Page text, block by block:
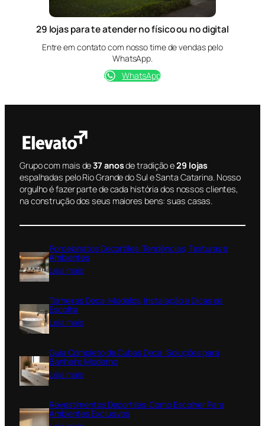
29 lojas para te atender no físico ou no digital
Entre em contato com nosso time de vendas pelo
WhatsApp.
WhatsApp
Grupo com mais de37 anosde tradição e29 lojas
espalhadas pelo Rio Grande do Sul e Santa Catarina. Nosso
orgulho é fazer parte de cada história dos nossos clientes,
na construção dos seus maiores bens: suas casas.
Porcelanatos Decortiles: Tendências, Texturas e
Ambientes
Leia mais:
r
e
a
n
a
t
s
D
Torneiras Deca: Modelos, Instalação e Dicas de
Escolha
Leia mais:
r
n
e
r
a
s
Guia Completo de Cubas Deca: Soluções para
Banheiro Moderno
Leia mais:
i
a
Revestimentos Decortiles: Como Escolher Para
Ambientes Exclusivos